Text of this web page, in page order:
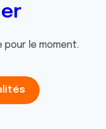
pour le moment.